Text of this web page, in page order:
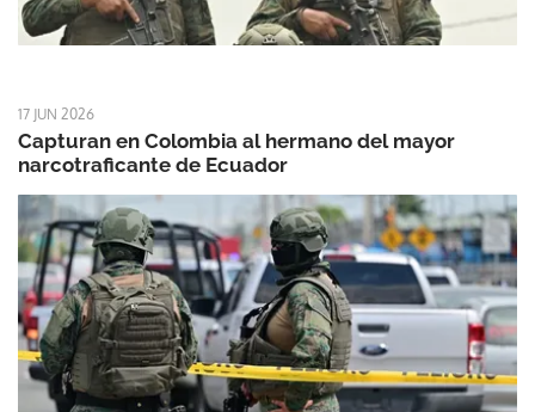
17 JUN 2026
Capturan en Colombia al hermano del mayor
narcotraficante de Ecuador